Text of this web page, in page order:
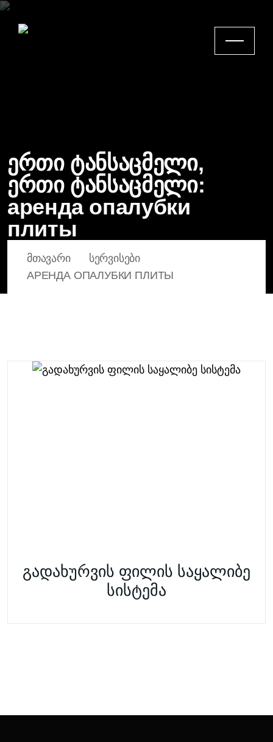
ერთი ტანსაცმელი,
ერთი ტანსაცმელი:
аренда опалубки
плиты
ᲛᲗᲐᲕᲐᲠᲘ
ᲡᲔᲠᲕᲘᲡᲔᲑᲘ
АРЕНДА ОПАЛУБКИ ПЛИТЫ
გადახურვის ფილის საყალიბე
სისტემა